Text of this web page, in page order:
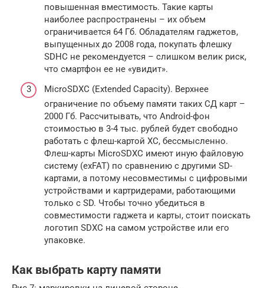
повышенная вместимость. Такие карты
наиболее распространены – их объем
ограничивается 64 Гб. Обладателям гаджетов,
выпущенных до 2008 года, покупать флешку
SDHC не рекомендуется – слишком велик риск,
что смартфон ее не «увидит».
MicroSDXC (Extended Capacity). Верхнее
ограничение по объему памяти таких СД карт –
2000 Гб. Рассчитывать, что Android-фон
стоимостью в 3-4 тыс. рублей будет свободно
работать с флеш-картой XC, бессмысленно.
Флеш-карты MicroSDXC имеют иную файловую
систему (exFAT) по сравнению с другими SD-
картами, а потому несовместимы с цифровыми
устройствами и картридерами, работающими
только с SD. Чтобы точно убедиться в
совместимости гаджета и карты, стоит поискать
логотип SDXC на самом устройстве или его
упаковке.
Как выбрать карту памяти